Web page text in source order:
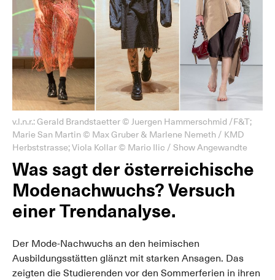
v.l.n.r.: Gerald Brandstaetter © Juergen Hammerschmid /F&T;
Marie San Martin © Max Gruber & Marlene Nemeth / KMD
Herbststrasse; Viola Kollar © Mario Ilic / Show Angewandte
Was sagt der österreichische
Modenachwuchs? Versuch
einer Trendanalyse.
Der Mode-Nachwuchs an den heimischen
Ausbildungsstätten glänzt mit starken Ansagen. Das
zeigten die Studierenden vor den Sommerferien in ihren